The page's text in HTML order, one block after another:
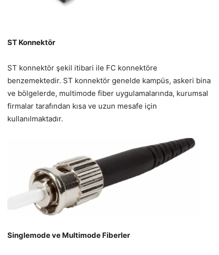
ST Konnektör
ST konnektör şekil itibari ile FC konnektöre
benzemektedir. ST konnektör genelde kampüs, askeri bina
ve bölgelerde, multimode fiber uygulamalarında, kurumsal
firmalar tarafından kısa ve uzun mesafe için
kullanılmaktadır.
Singlemode ve Multimode Fiberler